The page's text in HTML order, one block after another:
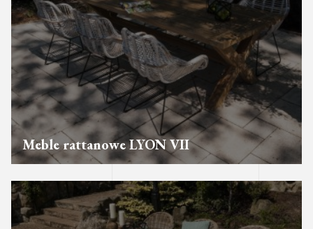
Meble rattanowe LYON VII